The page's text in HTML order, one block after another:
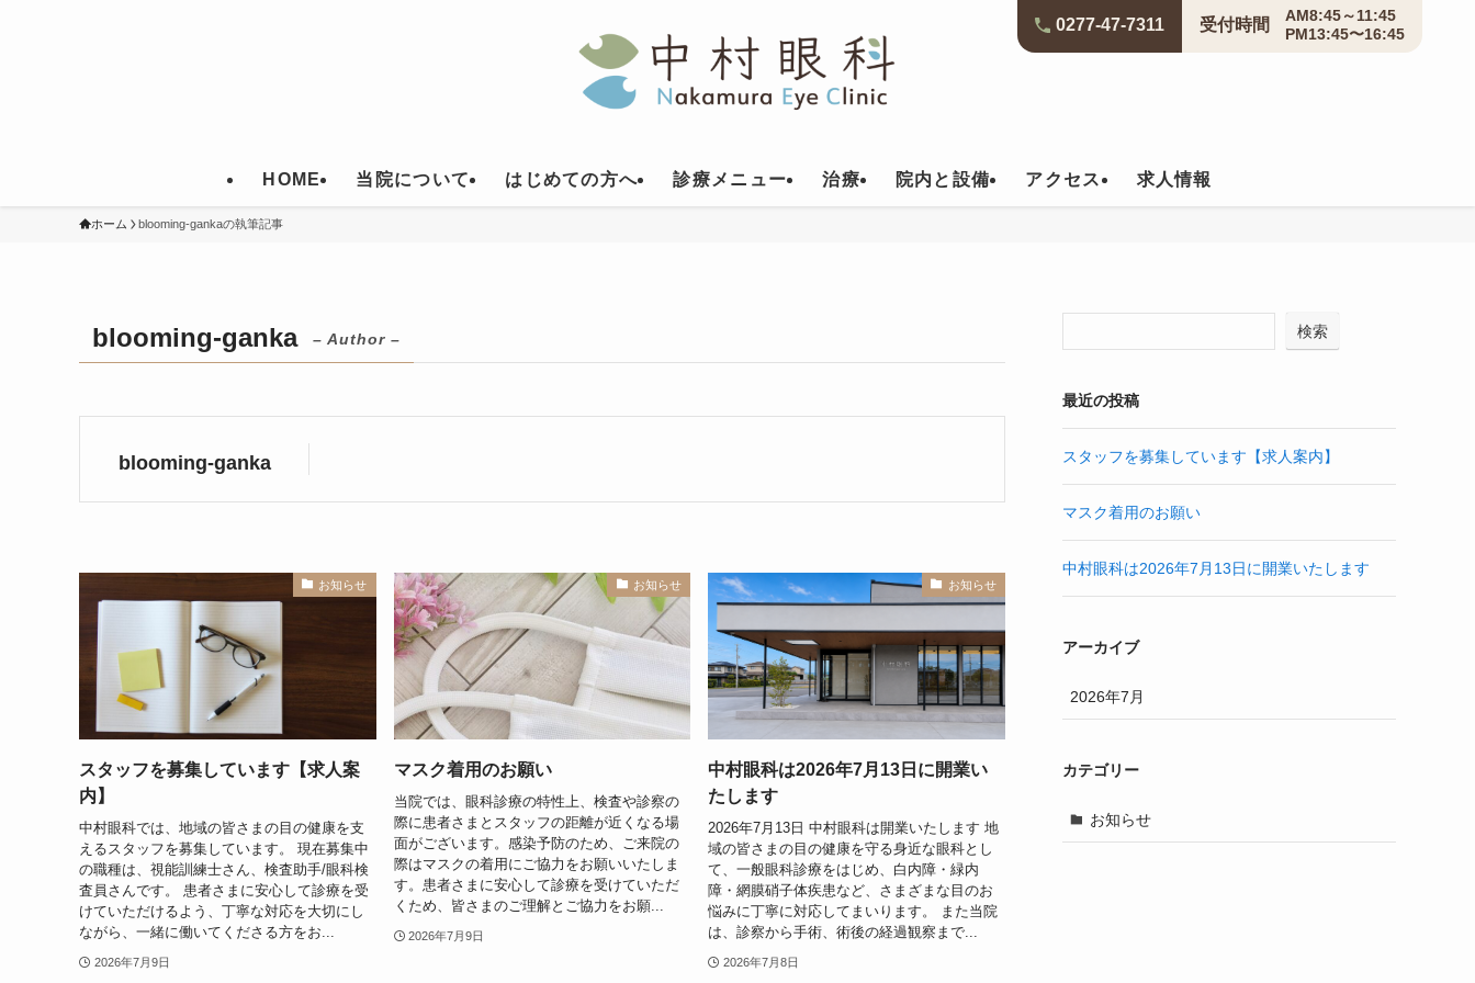
HOME 当院について はじめての方へ 診療メニュー 治療 院内と設備 アクセス 求人情報
0277-47-7311 受付時間
AM8:45～11:45
PM13:45〜16:45
ホーム blooming-gankaの執筆記事
blooming-ganka – Author –
blooming-ganka
お知らせ
スタッフを募集しています【求人案
内】
中村眼科では、地域の皆さまの目の健康を支
えるスタッフを募集しています。 現在募集中
の職種は、視能訓練士さん、検査助手/眼科検
査員さんです。 患者さまに安心して診療を受
けていただけるよう、丁寧な対応を大切にし
ながら、一緒に働いてくださる方をお...
2026年7月9日
お知らせ
マスク着用のお願い
当院では、眼科診療の特性上、検査や診察の
際に患者さまとスタッフの距離が近くなる場
面がございます。感染予防のため、ご来院の
際はマスクの着用にご協力をお願いいたしま
す。患者さまに安心して診療を受けていただ
くため、皆さまのご理解とご協力をお願...
2026年7月9日
お知らせ
中村眼科は2026年7月13日に開業い
たします
2026年7月13日 中村眼科は開業いたします 地
域の皆さまの目の健康を守る身近な眼科とし
て、一般眼科診療をはじめ、白内障・緑内
障・網膜硝子体疾患など、さまざまな目のお
悩みに丁寧に対応してまいります。 また当院
は、診察から手術、術後の経過観察まで...
2026年7月8日
検索
最近の投稿
スタッフを募集しています【求人案内】
マスク着用のお願い
中村眼科は2026年7月13日に開業いたします
アーカイブ
2026年7月
カテゴリー
お知らせ